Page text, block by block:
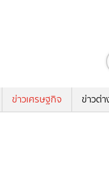
ข่าวเศรษฐกิจ ข่าวต่า